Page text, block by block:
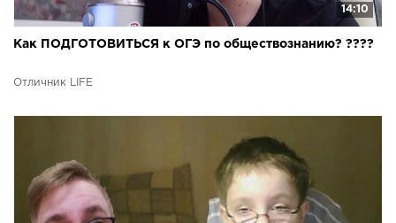
14:10
Как ПОДГОТОВИТЬСЯ к ОГЭ по обществознанию? ????
Отличник LIFE